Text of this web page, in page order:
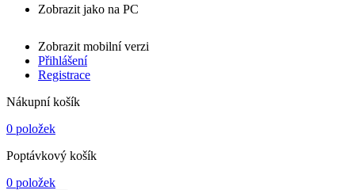
Zobrazit jako na PC
Zobrazit mobilní verzi
Přihlášení
Registrace
Nákupní košík
0 položek
Poptávkový košík
0 položek